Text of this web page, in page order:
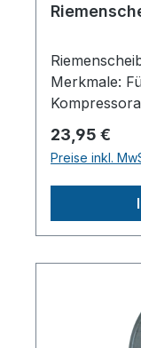
Merkmale: Für Motoren zum Antrieb von
Material: Alu-Guss Mit
AEROTEC
Regulärer
23,95 €
Preise inkl.